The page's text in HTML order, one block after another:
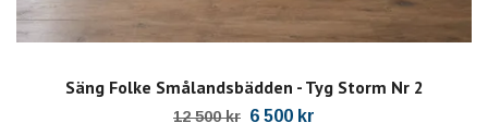
Säng Folke Smålandsbädden - Tyg Storm Nr 2
12 500 kr 6 500 kr